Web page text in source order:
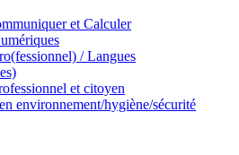
et Calculer
/ Langues
et citoyen
environnement/hygiène/sécurité